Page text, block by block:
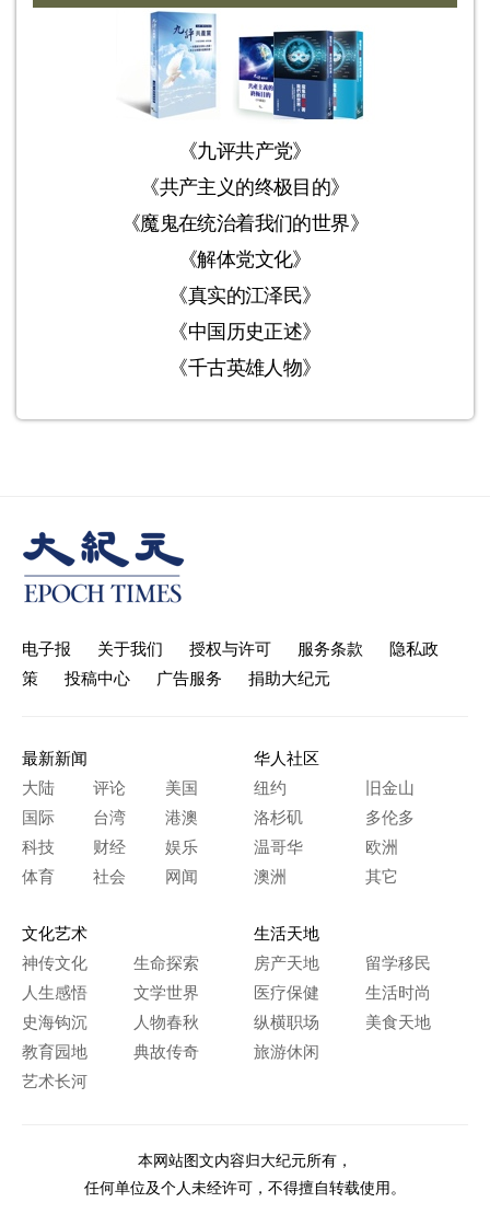
《九评共产党》
《共产主义的终极目的》
《魔鬼在统治着我们的世界》
《解体党文化》
《真实的江泽民》
《中国历史正述》
《千古英雄人物》
电子报 关于我们 授权与许可 服务条款
隐私政
策
投稿中心 广告服务 捐助大纪元
最新新闻
大陆
评论
美国
国际
台湾
港澳
科技
财经
娱乐
体育
社会 网闻
华人社区
纽约
旧金山
洛杉矶
多伦多
温哥华
欧洲
澳洲
其它
文化艺术
神传文化
生命探索
人生感悟
文学世界
史海钩沉
人物春秋
教育园地
典故传奇
艺术长河
生活天地
房产天地
留学移民
医疗保健
生活时尚
纵横职场
美食天地
旅游休闲
本网站图文内容归大纪元所有，
任何单位及个人未经许可，不得擅自转载使用。